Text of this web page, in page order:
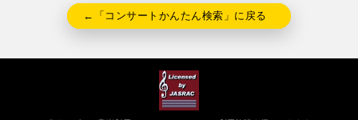
←「コンサートかんたん検索」に戻る